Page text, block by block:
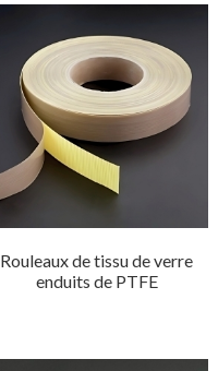
Rouleaux de tissu de verre
enduits de PTFE